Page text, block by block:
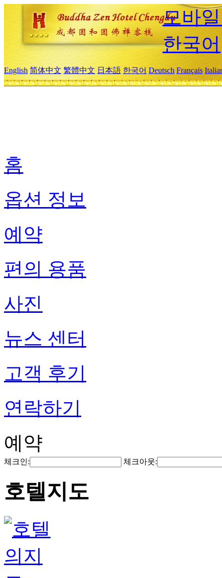
모바
한국어
English 简体中文 繁體中文 日本語 한국어 Deutsch Français
홈
옵션 정보
예약
편의 용품
사진
뉴스 센터
고객 후기
연락하기
예약
체크인: 체크아웃:
호텔지도